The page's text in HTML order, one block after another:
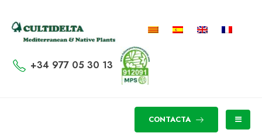
+34 977 05 30 13
CONTACTA